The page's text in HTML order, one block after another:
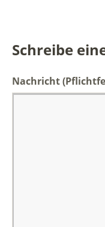
Schreibe
Nachricht